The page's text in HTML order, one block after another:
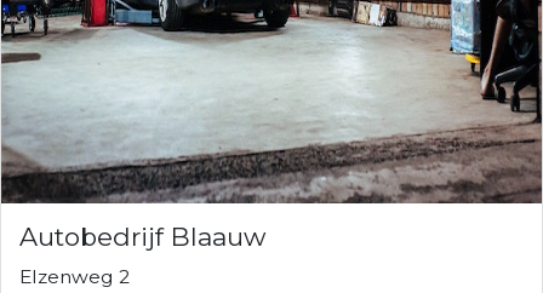
Autobedrijf Blaauw
Elzenweg 2